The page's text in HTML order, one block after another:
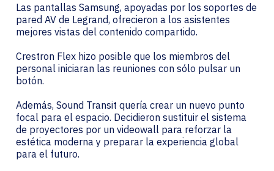
Las pantallas Samsung, apoyadas por los soportes de
pared AV de Legrand, ofrecieron a los asistentes
mejores vistas del contenido compartido.
Crestron Flex hizo posible que los miembros del
personal iniciaran las reuniones con sólo pulsar un
botón.
Además, Sound Transit quería crear un nuevo punto
focal para el espacio. Decidieron sustituir el sistema
de proyectores por un videowall para reforzar la
estética moderna y preparar la experiencia global
para el futuro.